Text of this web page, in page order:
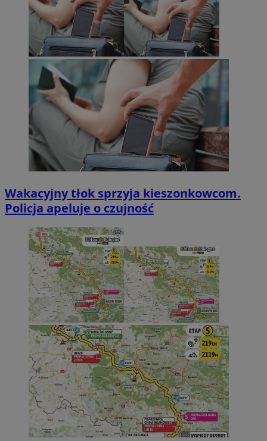
Wakacyjny tłok sprzyja kieszonkowcom.
Policja apeluje o czujność